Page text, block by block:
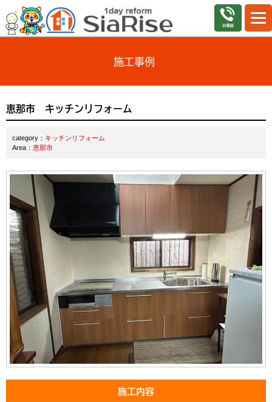
施工事例
恵那市 キッチンリフォーム
category： キッチンリフォーム
Area： 恵那市
施工内容